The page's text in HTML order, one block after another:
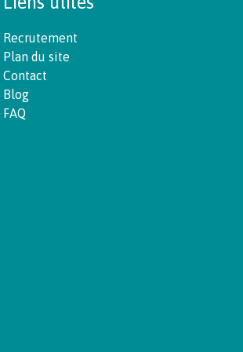
Recrutement
Plan du site
Contact
Blog
FAQ